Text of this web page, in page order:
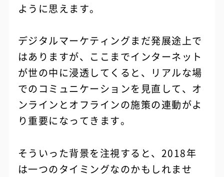
ように思えます。
デジタルマーケティングまだ発展途上で
はありますが、ここまでインターネット
が世の中に浸透してくると、リアルな場
でのコミュニケーションを見直して、オ
ンラインとオフラインの施策の連動がよ
り重要になってきます。
そういった背景を注視すると、2018年
は一つのタイミングなのかもしれませ